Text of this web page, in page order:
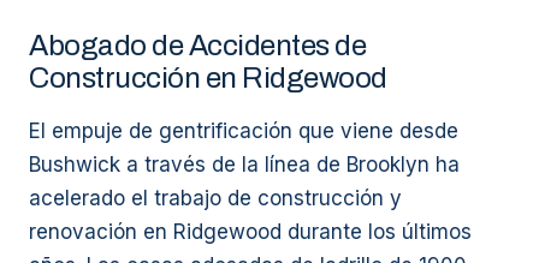
Abogado de Accidentes de
Construcción en Ridgewood
El empuje de gentrificación que viene desde
Bushwick a través de la línea de Brooklyn ha
acelerado el trabajo de construcción y
renovación en Ridgewood durante los últimos